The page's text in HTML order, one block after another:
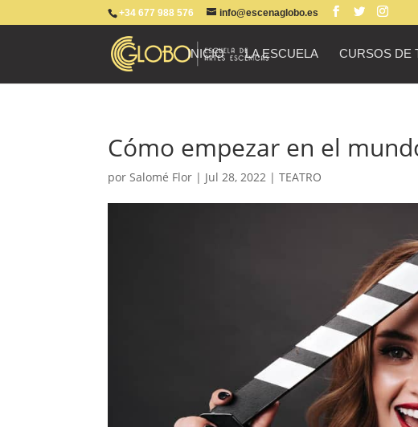
+34 677 988 576 info@escenaglobo.es
INICIO LA ESCUELA CURSOS DE
Cómo empezar en el
porSalomé Flor | Jul 28, 2022 |TEATRO